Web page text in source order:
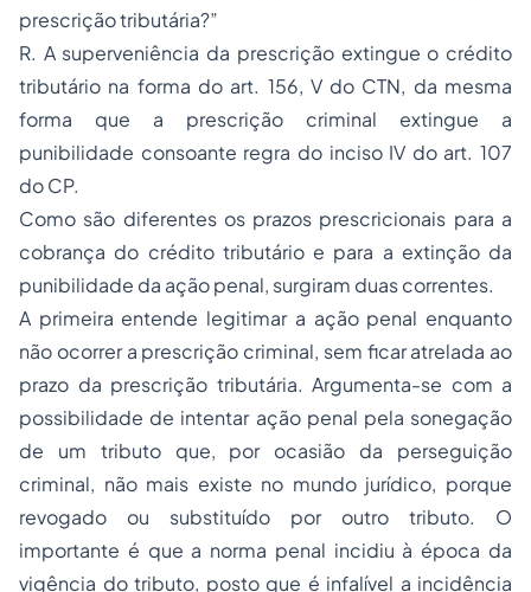
prescrição tributária?”
R. A superveniência da prescrição extingue o crédito
tributário na forma do art. 156, V do CTN, da mesma
forma que a prescrição criminal extingue a
punibilidade consoante regra do inciso IV do art. 107
do CP.
Como são diferentes os prazos prescricionais para a
cobrança do crédito tributário e para a extinção da
punibilidade da ação penal, surgiram duas correntes.
A primeira entende legitimar a ação penal enquanto
não ocorrer a prescrição criminal, sem ficar atrelada ao
prazo da prescrição tributária. Argumenta-se com a
possibilidade de intentar ação penal pela sonegação
de um tributo que, por ocasião da perseguição
criminal, não mais existe no mundo jurídico, porque
revogado ou substituído por outro tributo. O
importante é que a norma penal incidiu à época da
vigência do tributo, posto que é infalível a incidência